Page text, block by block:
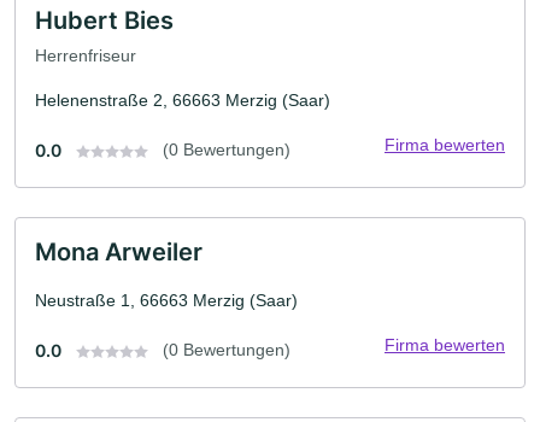
Hubert Bies
Herrenfriseur
Helenenstraße 2, 66663 Merzig (Saar)
0.0 (0 Bewertungen) Firma bewerten
Mona Arweiler
Neustraße 1, 66663 Merzig (Saar)
0.0 (0 Bewertungen) Firma bewerten